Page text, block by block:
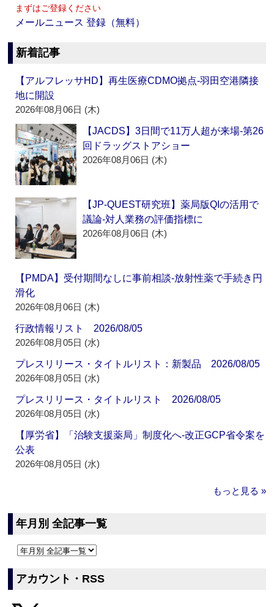
まずはご登録ください
メールニュース 登録（無料）
新着記事
【アルフレッサHD】再生医療CDMO拠点‐羽田空港隣接
地に開設
2026年08月06日 (木)
【JACDS】3日間で11万人超が来場‐第26
回ドラッグストアショー
2026年08月06日 (木)
【JP-QUEST研究班】薬局版QIの活用で
議論‐対人業務の評価指標に
2026年08月06日 (木)
【PMDA】受付期間なしに事前相談‐放射性薬で手続き円
滑化
2026年08月06日 (木)
行政情報リスト 2026/08/05
2026年08月05日 (水)
プレスリリース・タイトルリスト：新製品 2026/08/05
2026年08月05日 (水)
プレスリリース・タイトルリスト 2026/08/05
2026年08月05日 (水)
【厚労省】「治験支援薬局」制度化へ‐改正GCP省令案を
公表
2026年08月05日 (水)
もっと見る »
年月別 全記事一覧
アカウント・RSS